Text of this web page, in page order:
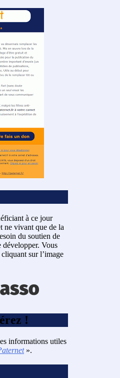
à ce jour
ne vivant que de la
du soutien de
développer. Vous
sur l’image
!
informations utiles
».